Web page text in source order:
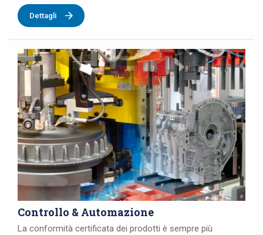
Dettagli
Controllo & Automazione
La conformità certificata dei prodotti è sempre più